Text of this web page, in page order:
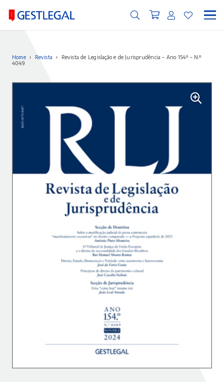
Home › Revista ›
Revista de Legislação e de Jurisprudência – Ano 154.º – N.º
4049